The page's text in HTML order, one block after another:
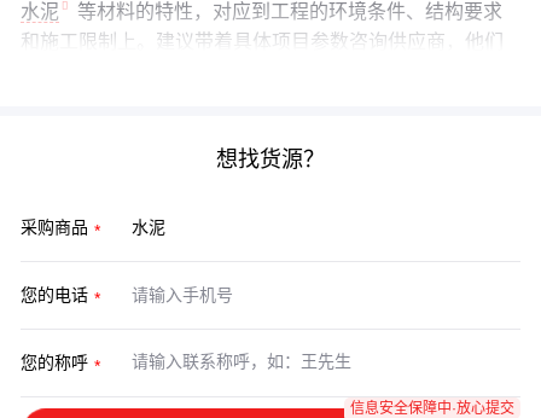
水泥
等材料的特性，对应到工程的环境条件、结构要求
和施工限制上。建议带着具体项目参数咨询供应商，他们
想找货源？
采购商品
您的电话
您的称呼
信息安全保障中·放心提交